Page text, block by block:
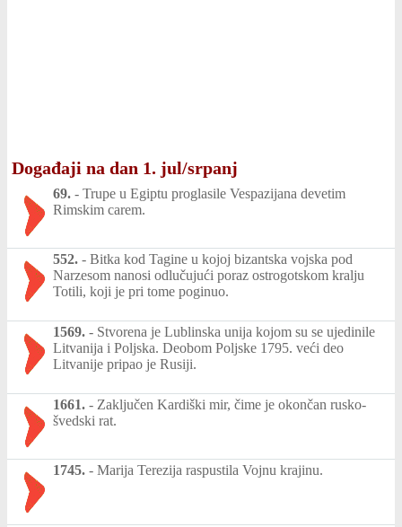
Događaji na dan 1. jul/srpanj
69. - Trupe u Egiptu proglasile Vespazijana devetim
Rimskim carem.
552. - Bitka kod Tagine u kojoj bizantska vojska pod
Narzesom nanosi odlučujući poraz ostrogotskom kralju
Totili, koji je pri tome poginuo.
1569. - Stvorena je Lublinska unija kojom su se ujedinile
Litvanija i Poljska. Deobom Poljske 1795. veći deo
Litvanije pripao je Rusiji.
1661. - Zaključen Kardiški mir, čime je okončan rusko-
švedski rat.
1745. - Marija Terezija raspustila Vojnu krajinu.